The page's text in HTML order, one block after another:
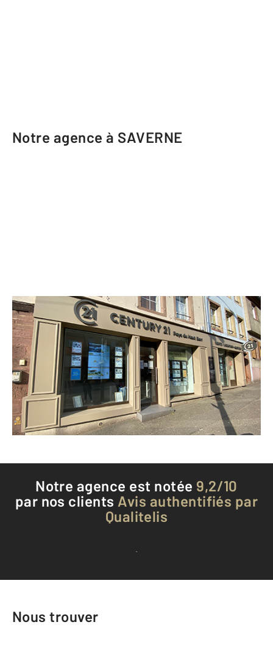
Notre agence à SAVERNE
CENTURY 21 Pays du Haut Barr
140 Grand rue
SAVERNE - 67700
Envoyer un message
Téléphoner à l'agence
Notre agence est notée 9,2/10
par nos clients Avis authentifiés par
Qualitelis
Voir tous les avis clients
Nous trouver